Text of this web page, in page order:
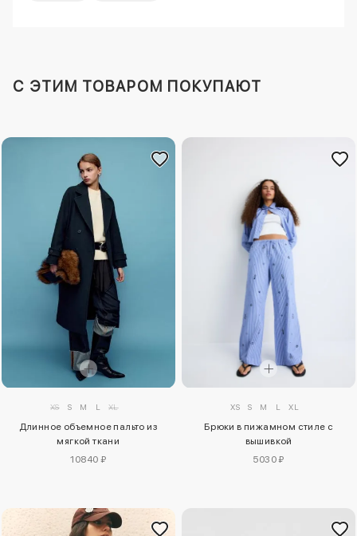
C ЭТИМ ТОВАРОМ ПОКУПАЮТ
XS S M L XL
Длинное объемное пальто из
мягкой ткани
10840 ₽
XS S M L XL
Брюки в пижамном стиле с
вышивкой
5030 ₽